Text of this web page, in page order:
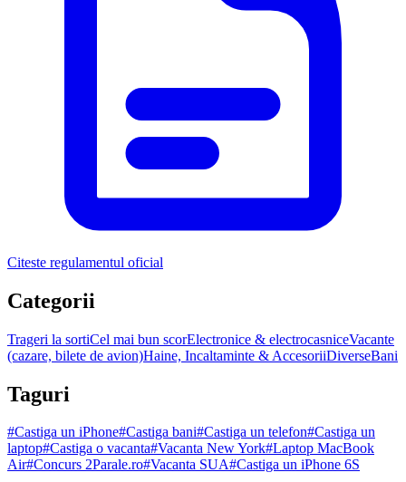
Citeste regulamentul oficial
Categorii
Trageri la sortiCel mai bun scorElectronice & electrocasniceVacante
(cazare, bilete de avion)Haine, Incaltaminte & AccesoriiDiverseBani
Taguri
#Castiga un iPhone#Castiga bani#Castiga un telefon#Castiga un
laptop#Castiga o vacanta#Vacanta New York#Laptop MacBook
Air#Concurs 2Parale.ro#Vacanta SUA#Castiga un iPhone 6S